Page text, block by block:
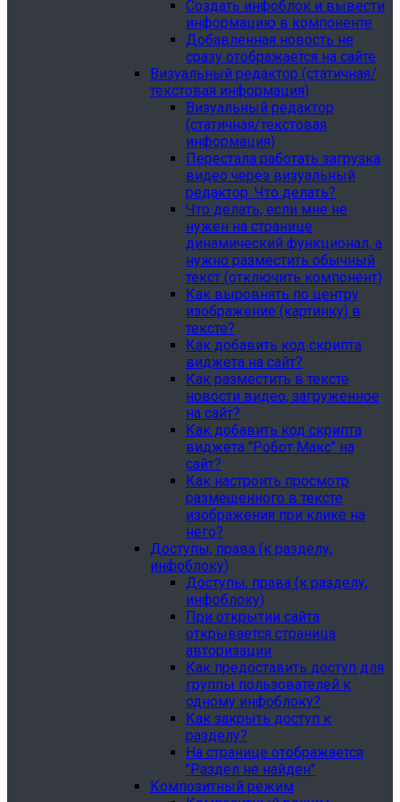
Создать инфоблок и вывести
информацию в компоненте
Добавленная новость не
сразу отображается на сайте
Визуальный редактор (статичная/
текстовая информация)
Визуальный редактор
(статичная/текстовая
информация)
Перестала работать загрузка
видео через визуальный
редактор. Что делать?
Что делать, если мне не
нужен на странице
динамический функционал, а
нужно разместить обычный
текст (отключить компонент)
Как выровнять по центру
изображение (картинку) в
тексте?
Как добавить код скрипта
виджета на сайт?
Как разместить в тексте
новости видео, загруженное
на сайт?
Как добавить код скрипта
виджета "Робот Макс" на
сайт?
Как настроить просмотр
размещенного в тексте
изображения при клике на
него?
Доступы, права (к разделу,
инфоблоку)
Доступы, права (к разделу,
инфоблоку)
При открытии сайта
открывается страница
авторизации
Как предоставить доступ для
группы пользователей к
одному инфоблоку?
Как закрыть доступ к
разделу?
На странице отображается
"Раздел не найден"
Композитный режим